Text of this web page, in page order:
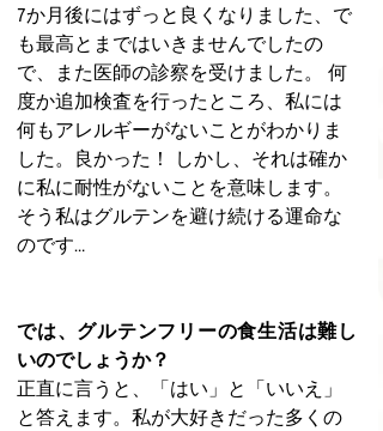
7か月後にはずっと良くなりました、で
も最高とまではいきませんでしたの
で、また医師の診察を受けました。 何
度か追加検査を行ったところ、私には
何もアレルギーがないことがわかりま
した。良かった！ しかし、それは確か
に私に耐性がないことを意味します。
そう私はグルテンを避け続ける運命な
のです…
では、グルテンフリーの食生活は難し
いのでしょうか？
正直に言うと、「はい」と「いいえ」
と答えます。私が大好きだった多くの